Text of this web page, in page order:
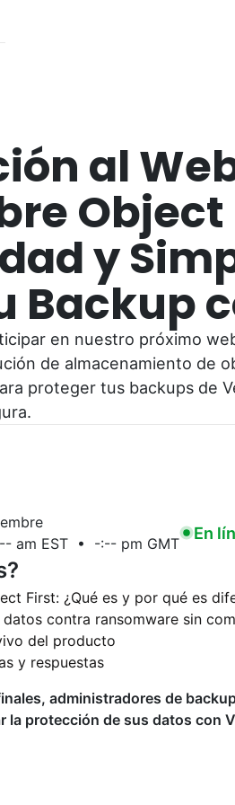
al
y
Backup
en nuestro próximo
de almacenamiento de
proteger tus backups de
am EST • -:-- pm GMT
En
First: ¿Qué es y por qué es
contra ransomware sin
del producto
y respuestas
administradores de
la protección de sus datos con